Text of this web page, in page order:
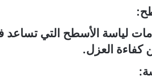
:
لياسة الأسطح التي تساعد
كفاءة العزل.
: